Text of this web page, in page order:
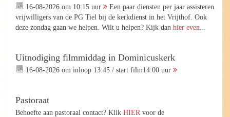
16-08-2026 om 10:15 uur
Een paar diensten per jaar assisteren
vrijwilligers van de PG Tiel bij de kerkdienst in het Vrijthof. Ook
deze zondag gaan we helpen. Wilt u helpen? Kijk dan hier even...
Uitnodiging filmmiddag in Dominicuskerk
16-08-2026 om inloop 13:45 / start film14:00 uur
Pastoraat
Behoefte aan pastoraal contact? Klik HIER voor de